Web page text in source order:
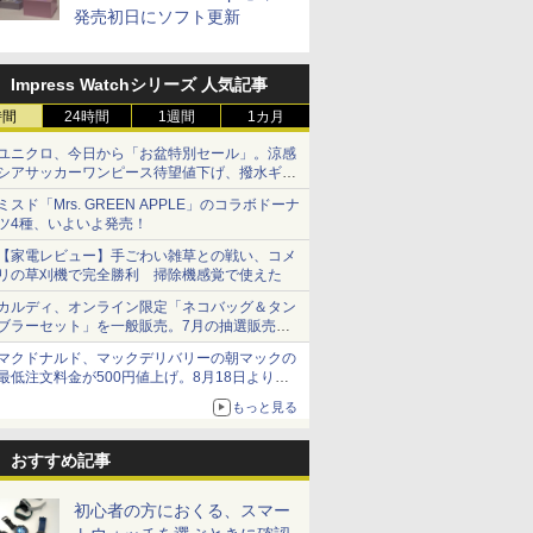
発売初日にソフト更新
Impress Watchシリーズ 人気記事
24時間 1週間 1カ月
ニクロ、今日から「お盆特別セール」。涼感
アサッカーワンピース待望値下げ、撥水ギア
ョーツは1990円に
スド「Mrs. GREEN APPLE」のコラボドーナ
4種、いよいよ発売！
家電レビュー】手ごわい雑草との戦い、コメ
の草刈機で完全勝利 掃除機感覚で使えた
ルディ、オンライン限定「ネコバッグ＆タン
ラーセット」を一般販売。7月の抽選販売の
選無効分
クドナルド、マックデリバリーの朝マックの
低注文料金が500円値上げ。8月18日より
もっと見る
おすすめ記事
初心者の方におくる、スマー